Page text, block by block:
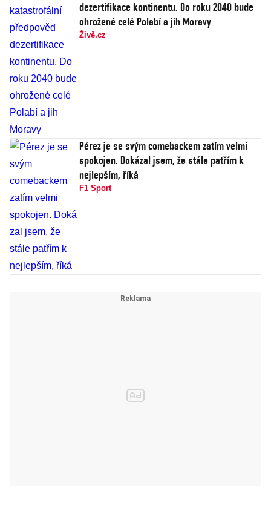
dezertifikace kontinentu. Do roku 2040 bude
ohrožené celé Polabí a jih Moravy
Živě.cz
Pérez je se svým comebackem zatím velmi
spokojen. Dokázal jsem, že stále patřím k
nejlepším, říká
F1 Sport